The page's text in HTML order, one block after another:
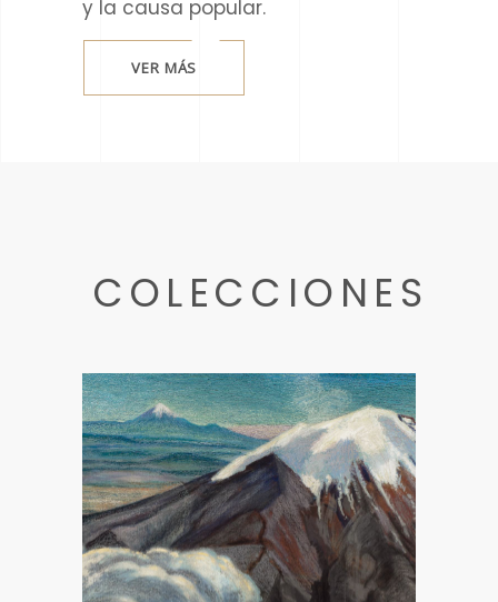
y la causa popular.
VER MÁS
COLECCIONES